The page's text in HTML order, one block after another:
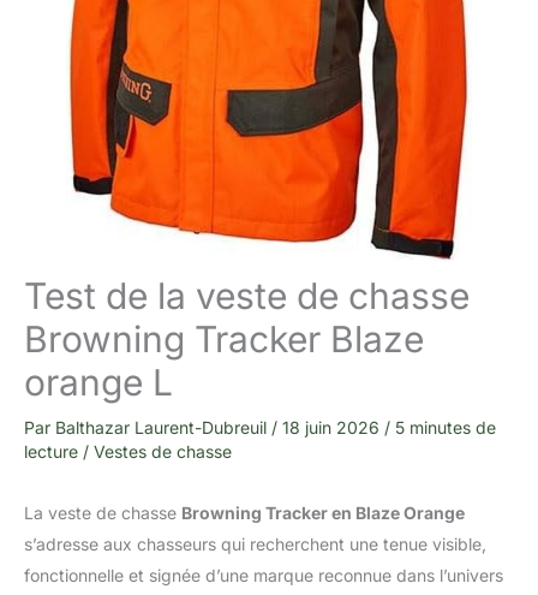
Test de la veste de chasse
Browning Tracker Blaze
orange L
Par Balthazar Laurent-Dubreuil / 18 juin 2026 / 5 minutes de
lecture / Vestes de chasse
La veste de chasse Browning Tracker en Blaze Orange
s’adresse aux chasseurs qui recherchent une tenue visible,
fonctionnelle et signée d’une marque reconnue dans l’univers